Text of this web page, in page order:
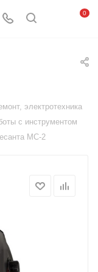
0
электротехника
с инструментом
МС-2